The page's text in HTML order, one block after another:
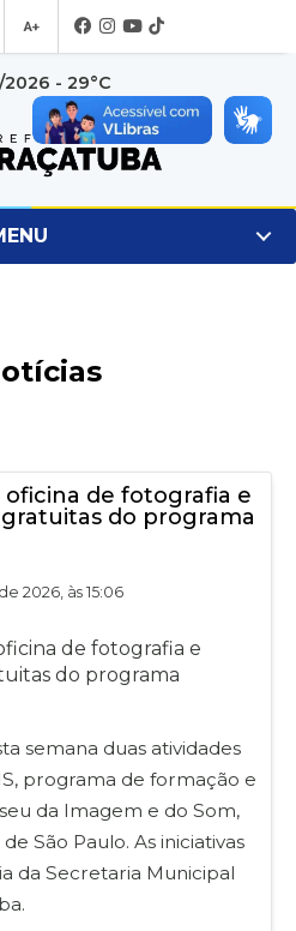
A+
- 29°C
de fotografia e
do programa
2026, às 15:06
semana duas atividades
programa de formação e
da Imagem e do Som,
São Paulo. As iniciativas
da Secretaria Municipal